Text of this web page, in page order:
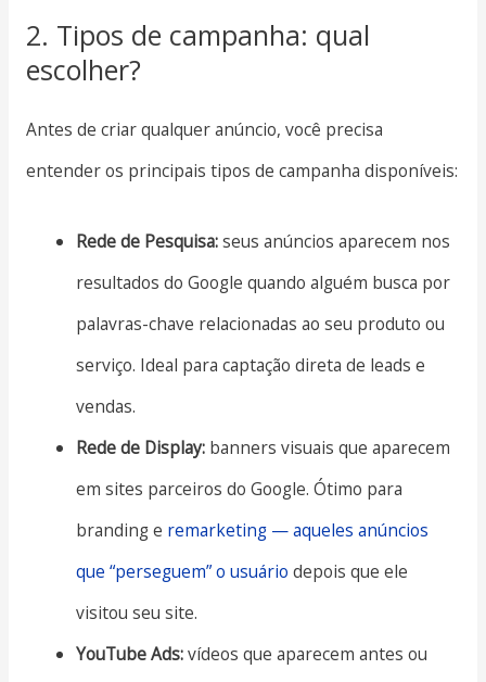
2. Tipos de campanha: qual
escolher?
Antes de criar qualquer anúncio, você precisa
entender os principais tipos de campanha disponíveis:
Rede de Pesquisa:seus anúncios aparecem nos
resultados do Google quando alguém busca por
palavras-chave relacionadas ao seu produto ou
serviço. Ideal para captação direta de leads e
vendas.
Rede de Display: banners visuais que aparecem
em sites parceiros do Google. Ótimo para
branding e remarketing — aqueles anúncios
que “perseguem” o usuário depois que ele
visitou seu site.
YouTube Ads:vídeos que aparecem antes ou